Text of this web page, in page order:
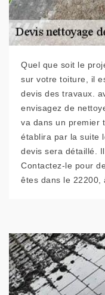
Quel que soit le
sur votre toiture, il
devis des travaux.
envisagez de
va dans un premier
établira par la suite
devis sera détaillé.
Contactez-le pour
êtes dans le 22200,